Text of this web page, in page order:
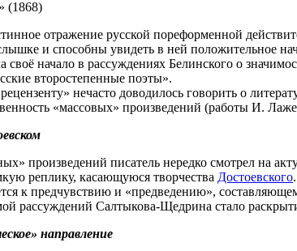
(1868)
отражение русской пореформенной
и способны увидеть в ней положительное
своё начало в рассуждениях Белинского о
второстепенные поэты».
нечасто доводилось говорить о
«массовых» произведений (работы И.
произведений писатель нередко смотрел на
реплику, касающуюся творчества Достоевского
к предчувствию и «предведению»,
рассуждений Салтыкова-Щедрина стало
направление